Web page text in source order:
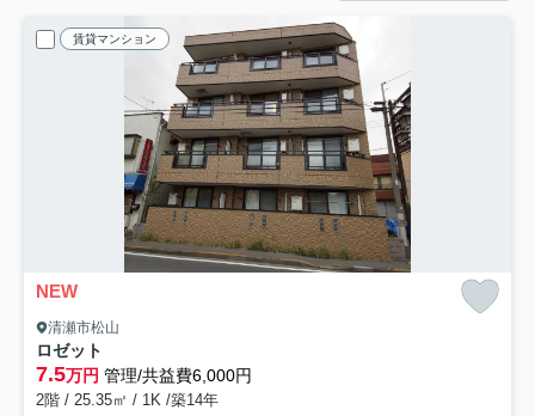
賃貸マンション
NEW
清瀬市松山
ロゼット
7.5万円 管理/共益費6,000円
2階 / 25.35㎡ / 1K /築14年